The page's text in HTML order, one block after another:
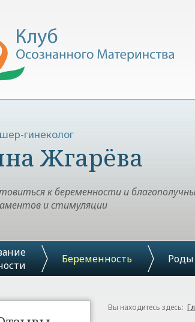
гинеколог
Жгарёва
к беременности и
и стимуляции
Беременность Роды
Вы находитесь здесь: